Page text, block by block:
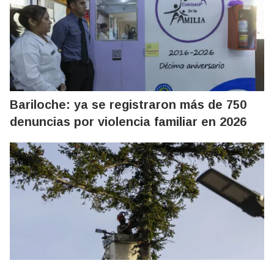
Bariloche: ya se registraron más de 750
denuncias por violencia familiar en 2026